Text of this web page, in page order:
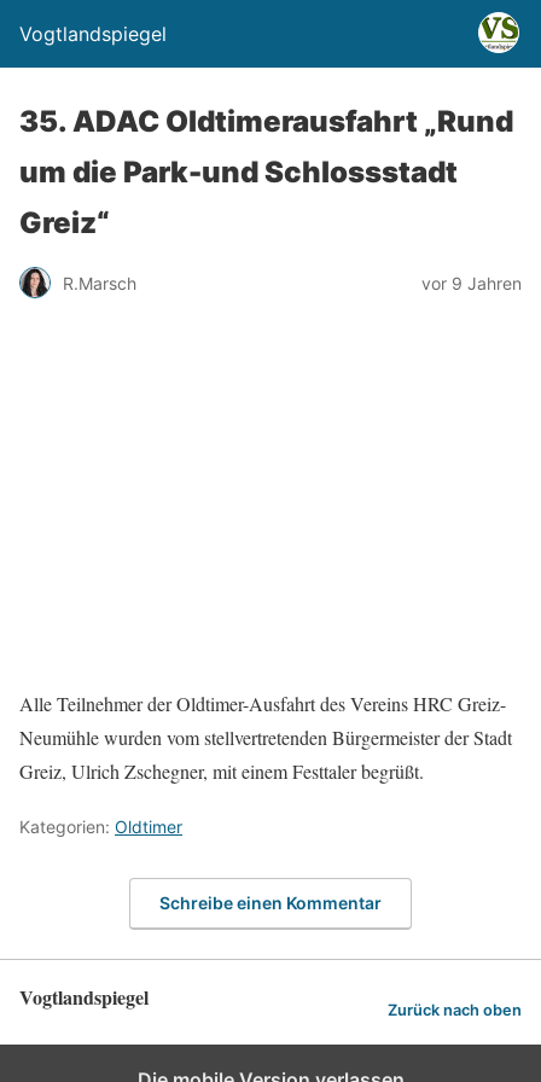
Vogtlandspiegel
35. ADAC Oldtimerausfahrt „Rund
um die Park-und Schlossstadt
Greiz“
R.Marsch vor 9 Jahren
Alle Teilnehmer der Oldtimer-Ausfahrt des Vereins HRC Greiz-
Neumühle wurden vom stellvertretenden Bürgermeister der Stadt
Greiz, Ulrich Zschegner, mit einem Festtaler begrüßt.
Kategorien: Oldtimer
Schreibe einen Kommentar
Vogtlandspiegel Zurück nach oben